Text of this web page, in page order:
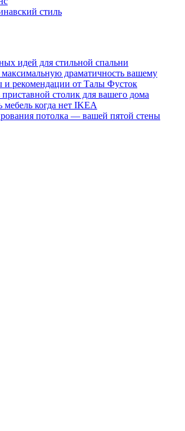
стиль
идей для стильной спальни
драматичность вашему
и рекомендации от Талы Фусток
столик для вашего дома
мебель когда нет IKEA
потолка — вашей пятой стены